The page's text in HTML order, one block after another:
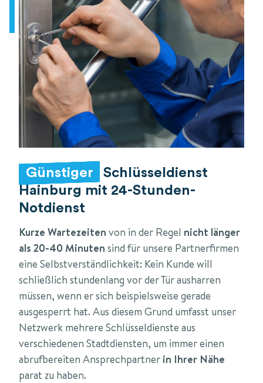
Günstiger
Schlüsseldienst
Hainburg mit 24-Stunden-
Notdienst
Kurze Wartezeiten von in der Regel nicht länger
als 20-40 Minuten sind für unsere Partnerfirmen
eine Selbstverständlichkeit: Kein Kunde will
schließlich stundenlang vor der Tür ausharren
müssen, wenn er sich beispielsweise gerade
ausgesperrt hat. Aus diesem Grund umfasst unser
Netzwerk mehrere Schlüsseldienste aus
verschiedenen Stadtdiensten, um immer einen
abrufbereiten Ansprechpartner in Ihrer Nähe
parat zu haben.